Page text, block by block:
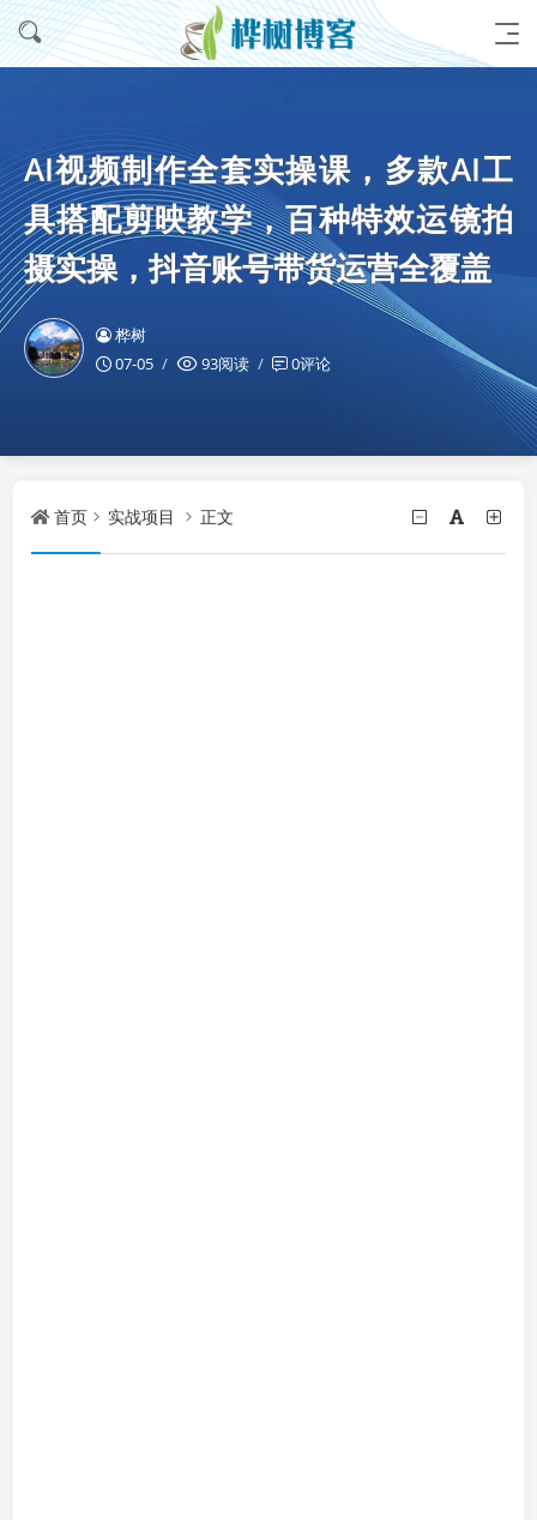
AI视频制作全套实操课，多款AI工
具搭配剪映教学，百种特效运镜拍
摄实操，抖音账号带货运营全覆盖
桦树
07-05
93阅读 0评论
首页 实战项目 正文